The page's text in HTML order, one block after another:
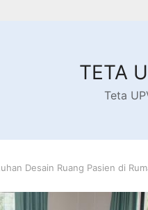
TETA
Teta
Desain Ruang Pasien di